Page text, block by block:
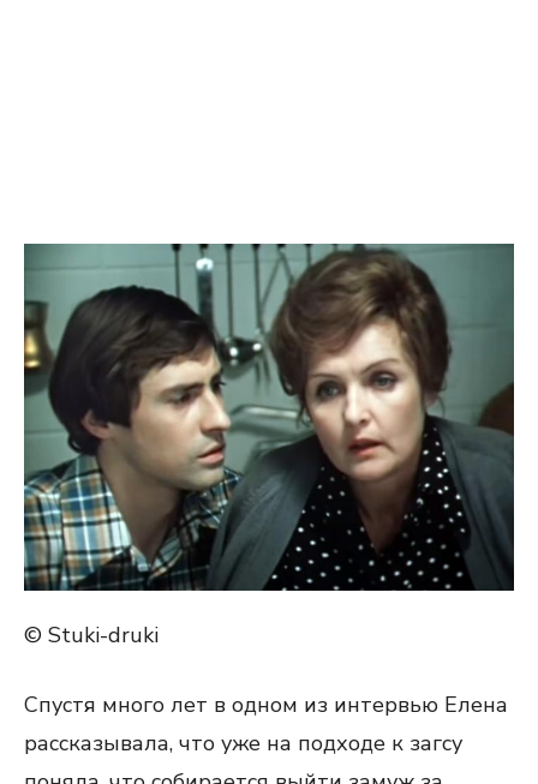
© Stuki-druki
Спустя много лет в одном из интервью Елена
рассказывала, что уже на подходе к загсу